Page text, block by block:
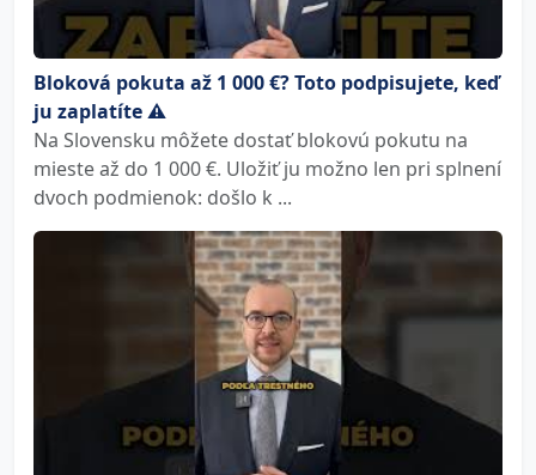
Bloková pokuta až 1 000 €? Toto podpisujete, keď
ju zaplatíte ⚠️
Na Slovensku môžete dostať blokovú pokutu na
mieste až do 1 000 €. Uložiť ju možno len pri splnení
dvoch podmienok: došlo k ...